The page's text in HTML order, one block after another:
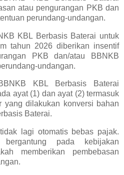
atau pengurangan PKB dan
perundang-undangan.
KBL Berbasis Baterai untuk
tahun 2026 diberikan insentif
PKB dan/atau BBNKB
undangan.
KBL Berbasis Baterai
ayat (1) dan ayat (2) termasuk
yang dilakukan konversi bahan
Baterai.
lagi otomatis bebas pajak.
pada kebijakan
memberikan pembebasan